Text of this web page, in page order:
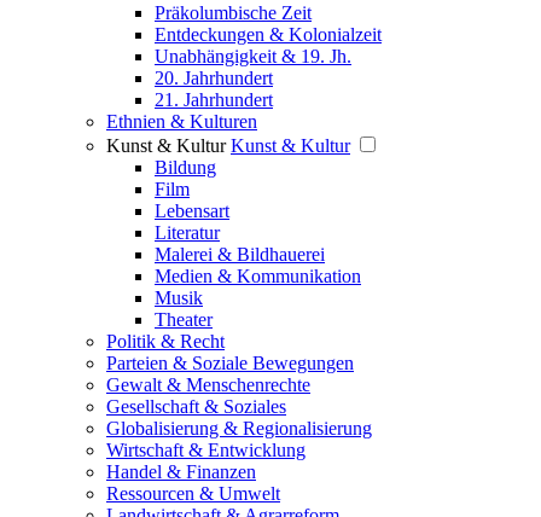
Präkolumbische Zeit
Entdeckungen & Kolonialzeit
Unabhängigkeit & 19. Jh.
20. Jahrhundert
21. Jahrhundert
Ethnien & Kulturen
Kunst & Kultur Kunst & Kultur
Bildung
Film
Lebensart
Literatur
Malerei & Bildhauerei
Medien & Kommunikation
Musik
Theater
Politik & Recht
Parteien & Soziale Bewegungen
Gewalt & Menschenrechte
Gesellschaft & Soziales
Globalisierung & Regionalisierung
Wirtschaft & Entwicklung
Handel & Finanzen
Ressourcen & Umwelt